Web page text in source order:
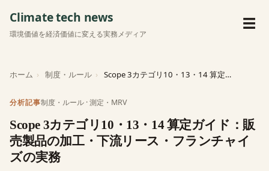
Climate tech news
環境価値を経済価値に変える実務メディア
メ
☰
ホーム 制度・ルール Scope 3カテゴリ10・13・14 算定ガイド：販売製品の加工・下流…
分析記事制度・ルール·測定・MRV
Scope 3カテゴリ10・13・14 算定ガイド：販
売製品の加工・下流リース・フランチャイ
ズの実務